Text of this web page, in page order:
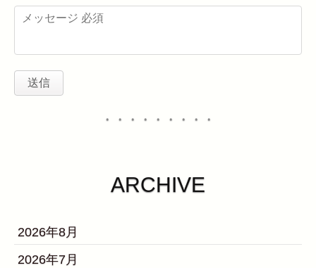
・・・・・・・・・
ARCHIVE
2026年8月
2026年7月